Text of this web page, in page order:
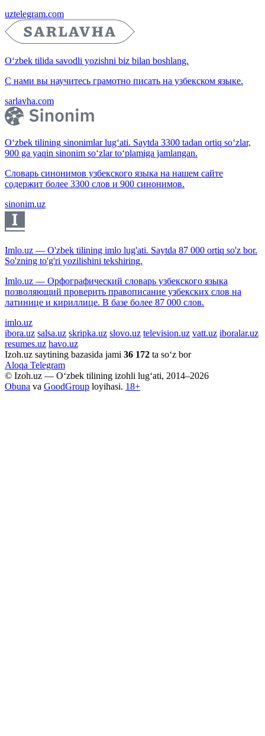
uztelegram.com
O‘zbek tilida savodli yozishni biz bilan boshlang.
С нами вы научитесь грамотно писать на узбекском языке.
sarlavha.com
O‘zbek tilining sinonimlar lug‘ati. Saytda 3300 tadan ortiq so‘zlar,
900 ga yaqin sinonim so‘zlar to‘plamiga jamlangan.
Словарь синонимов узбекского языка на нашем сайте
содержит более 3300 слов и 900 синонимов.
sinonim.uz
Imlo.uz — O'zbek tilining imlo lug'ati. Saytda 87 000 ortiq so'z bor.
So'zning to'g'ri yozilishini tekshiring.
Imlo.uz — Орфографический словарь узбекского языка
позволяющий проверить правописание узбекских слов на
латинице и кириллице. В базе более 87 000 слов.
imlo.uz
ibora.uz salsa.uz skripka.uz slovo.uz television.uz vatt.uz iboralar.uz
resumes.uz havo.uz
Izoh.uz saytining bazasida jami 36 172 ta so‘z bor
Aloqa Telegram
© Izoh.uz — O‘zbek tilining izohli lug‘ati, 2014–2026
Obuna va GoodGroup loyihasi. 18+